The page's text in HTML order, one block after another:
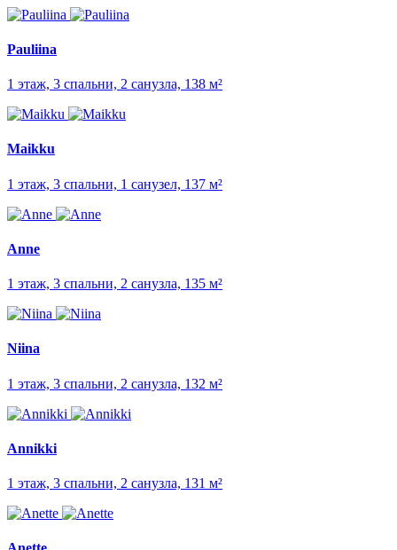
Pauliina
1 этаж, 3 спальни, 2 санузла, 138 м²
Maikku
1 этаж, 3 спальни, 1 санузел, 137 м²
Anne
1 этаж, 3 спальни, 2 санузла, 135 м²
Niina
1 этаж, 3 спальни, 2 санузла, 132 м²
Annikki
1 этаж, 3 спальни, 2 санузла, 131 м²